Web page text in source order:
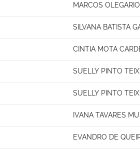
MARCOS
SILVANA BATISTA
CINTIA MOTA
SUELLY PINTO
SUELLY PINTO
IVANA TAVARES
EVANDRO DE